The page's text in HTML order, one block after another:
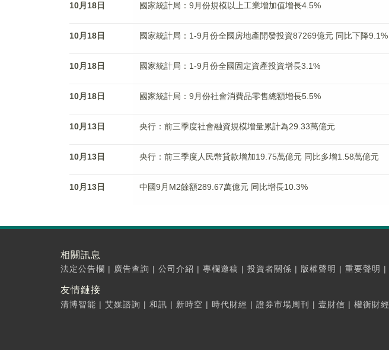
10月18日 國家統計局：9月份規模以上工業增加值增長4.5%
10月18日 國家統計局：1-9月份全國房地產開發投資87269億元 同比下降9.1%
10月18日 國家統計局：1-9月份全國固定資產投資增長3.1%
10月18日 國家統計局：9月份社會消費品零售總額增長5.5%
10月13日 央行：前三季度社會融資規模增量累計為29.33萬億元
10月13日 央行：前三季度人民幣貸款增加19.75萬億元 同比多增1.58萬億元
10月13日 中國9月M2餘額289.67萬億元 同比增長10.3%
相關訊息
法定公告欄 | 廣告查詢 | 公司介紹 | 專欄邀稿 | 投資者關係 | 版權聲明 | 重要聲明 |
友情鏈接
清博智能 | 艾媒諮詢 | 和訊 | 新時空 | 時代財經 | 證券市場周刊 | 壹財信 | 權衡財經